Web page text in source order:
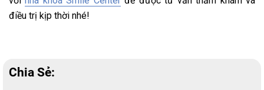
điều trị kịp thời nhé!
Chia Sẻ: